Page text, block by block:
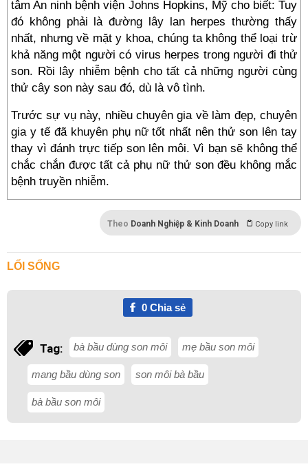
tâm An ninh bệnh viện Johns Hopkins, Mỹ cho biết: Tuy
đó không phải là đường lây lan herpes thường thấy
nhất, nhưng về mặt y khoa, chúng ta không thể loại trừ
khả năng một người có virus herpes trong người đi thử
son. Rồi lây nhiễm bệnh cho tất cả những người cùng
thử cây son này sau đó, dù là vô tình.
Trước sự vụ này, nhiều chuyên gia về làm đẹp, chuyên
gia y tế đã khuyên phụ nữ tốt nhất nên thử son lên tay
thay vì đánh trực tiếp son lên môi. Vì bạn sẽ không thể
chắc chắn được tất cả phụ nữ thử son đều không mắc
bệnh truyền nhiễm.
Theo Doanh Nghiệp & Kinh Doanh Copy link
LỐI SỐNG
0Chia sẻ
Tag: bà bầu dùng son môi mẹ bầu son môi
mang bầu dùng son son môi bà bầu
bà bầu son môi